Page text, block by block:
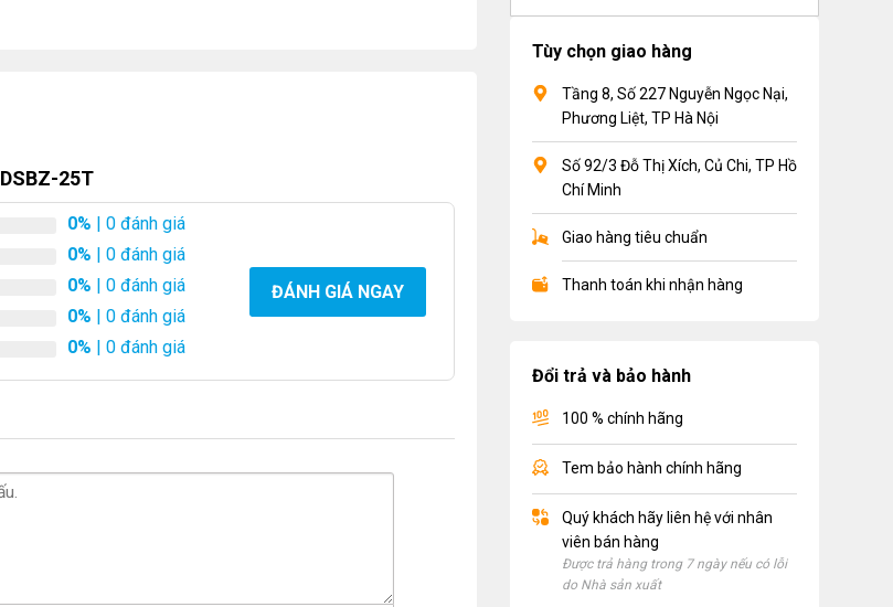
25T
0% | 0 đánh giá
0% | 0 đánh giá
0% | 0 đánh giá
0% | 0 đánh giá
0% | 0 đánh giá
ĐÁNH GIÁ NGAY
Tùy chọn giao hàng
Tầng 8, Số 227 Nguyễn Ngọc Nại,
Phương Liệt, TP Hà Nội
Số 92/3 Đỗ Thị Xích, Củ Chi, TP Hồ
Chí Minh
Giao hàng tiêu chuẩn
Thanh toán khi nhận hàng
Đổi trả và bảo hành
100 % chính hãng
Tem bảo hành chính hãng
Quý khách hãy liên hệ với nhân
viên bán hàng
Được trả hàng trong 7 ngày nếu có lỗi
do Nhà sản xuất